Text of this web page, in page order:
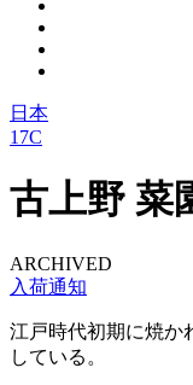
日本
17C
古上野 菜
ARCHIVED
入荷通知
江戸時代初期に焼か
している。